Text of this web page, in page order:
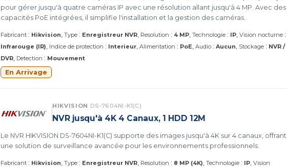
pour gérer jusqu'à quatre caméras IP avec une résolution allant jusqu'à 4 MP. Avec des
capacités PoE intégrées, il simplifie l'installation et la gestion des caméras.
Fabricant : Hikvision Type : Enregistreur NVR Resolution : 4 MP Technologie : IP Vision nocturne :
Infrarouge (IR) Indice de protection : Interieur Alimentation : PoE Audio : Aucun Stockage : NVR /
DVR Detection : Mouvement
En Arrivage
HIKVISION DS-7604NI-K1(C)
NVR jusqu'à 4K 4 Canaux, 1 HDD 12M
Le NVR HIKVISION DS-7604NI-K1(C) supporte des images jusqu'à 4K sur 4 canaux, offrant
une solution de surveillance avancée pour les environnements professionnels.
Fabricant : Hikvision Type : Enregistreur NVR Resolution : 8 MP (4K) Technologie : IP Vision